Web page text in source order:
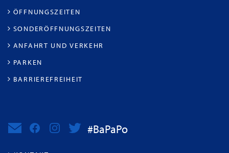
ÖFFNUNGSZEITEN
SONDERÖFFNUNGSZEITEN
ANFAHRT UND VERKEHR
PARKEN
BARRIEREFREIHEIT
#BaPaPo